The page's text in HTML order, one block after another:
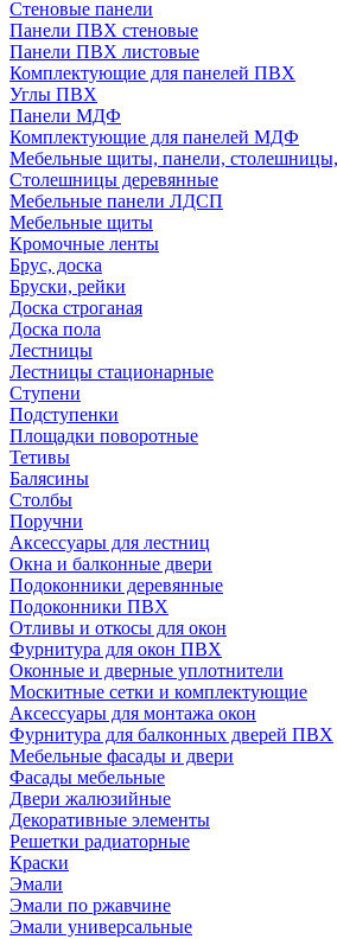
Стеновые панели
Панели ПВХ стеновые
Панели ПВХ листовые
Комплектующие для панелей ПВХ
Углы ПВХ
Панели МДФ
Комплектующие для панелей МДФ
Мебельные щиты, панели, столешницы,
Столешницы деревянные
Мебельные панели ЛДСП
Мебельные щиты
Кромочные ленты
Брус, доска
Бруски, рейки
Доска строганая
Доска пола
Лестницы
Лестницы стационарные
Ступени
Подступенки
Площадки поворотные
Тетивы
Балясины
Столбы
Поручни
Аксессуары для лестниц
Окна и балконные двери
Подоконники деревянные
Подоконники ПВХ
Отливы и откосы для окон
Фурнитура для окон ПВХ
Оконные и дверные уплотнители
Москитные сетки и комплектующие
Аксессуары для монтажа окон
Фурнитура для балконных дверей ПВХ
Мебельные фасады и двери
Фасады мебельные
Двери жалюзийные
Декоративные элементы
Решетки радиаторные
Краски
Эмали
Эмали по ржавчине
Эмали универсальные